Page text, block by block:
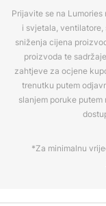
Prijavite se na
i svjetala,
sniženja cijena
proizvoda te
zahtjeve za ocjene
trenutku putem
slanjem poruke putem
*Za minimalnu